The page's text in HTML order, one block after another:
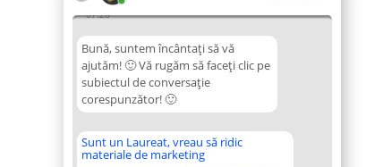
07:28
Bună, suntem încântați să vă
ajutăm! 🙂 Vă rugăm să faceți clic pe
subiectul de conversație
corespunzător! 🙂
Sunt un Laureat, vreau să ridic
materiale de marketing